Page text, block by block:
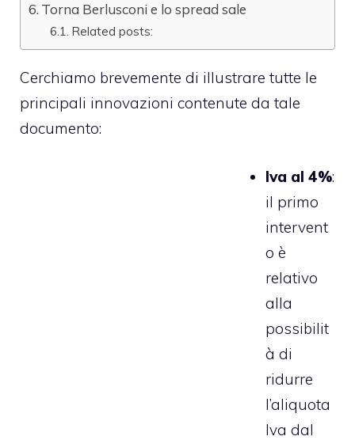
Torna Berlusconi e lo spread sale
Related posts:
Cerchiamo brevemente di illustrare tutte le
principali innovazioni contenute da tale
documento:
Iva al 4%:
il primo
intervent
o è
relativo
alla
possibilit
à di
ridurre
l’aliquota
Iva dal